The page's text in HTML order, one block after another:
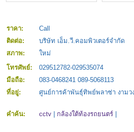
ราคา: Call
ติดต่อ:
บริษัท เอ็ม.วี.คอมพิวเตอร์จำกัด
สภาพ:
ใหม่
โทรศัพย์:
029512782-029535074
มือถือ:
083-0468241 089-5068113
ที่อยู่:
ศูนย์การค้าพันธุ์ทิพย์พลาซ่า งามว
คำค้น: cctv กล้องใต้ท้องรถยนตร์